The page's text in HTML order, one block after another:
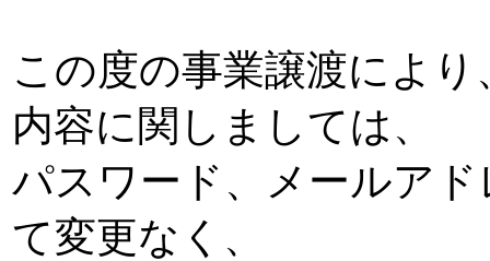
この度の事業譲渡によ
内容に関しましては、
パスワード、メールア
て変更なく、